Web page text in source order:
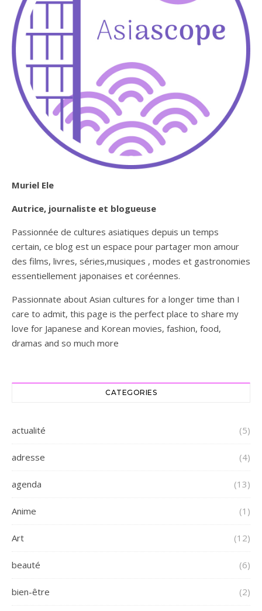
Muriel Ele
Autrice, journaliste et blogueuse
Passionnée de cultures asiatiques depuis un temps
certain, ce blog est un espace pour partager mon amour
des films, livres, séries,musiques , modes et gastronomies
essentiellement japonaises et coréennes.
Passionnate about Asian cultures for a longer time than I
care to admit, this page is the perfect place to share my
love for Japanese and Korean movies, fashion, food,
dramas and so much more
CATEGORIES
actualité (5)
adresse (4)
agenda (13)
Anime (1)
Art (12)
beauté (6)
bien-être (2)